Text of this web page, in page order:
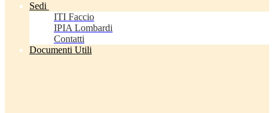
Sedi
ITI Faccio
IPIA Lombardi
Contatti
Documenti Utili